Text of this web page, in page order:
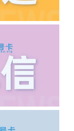
过审核?
要写带有
址就会
看来你在
你在哪